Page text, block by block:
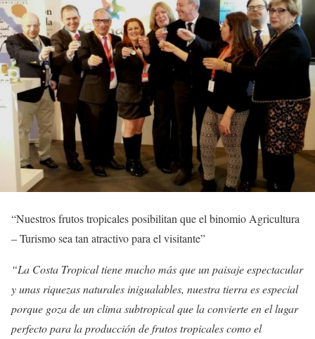
“Nuestros frutos tropicales posibilitan que el binomio Agricultura
– Turismo sea tan atractivo para el visitante”
“La Costa Tropical tiene mucho más que un paisaje espectacular
y unas riquezas naturales inigualables, nuestra tierra es especial
porque goza de un clima subtropical que la convierte en el lugar
perfecto para la producción de frutos tropicales como el